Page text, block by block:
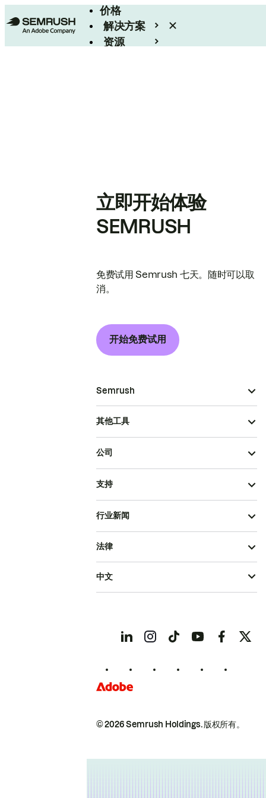
价格
解决方案
资源
立即开始体验
SEMRUSH
免费试用 Semrush 七天。随时可以取
消。
开始免费试用
Semrush
其他工具
公司
支持
行业新闻
© 2026 Semrush Holdings.版权所有。
法律
中文